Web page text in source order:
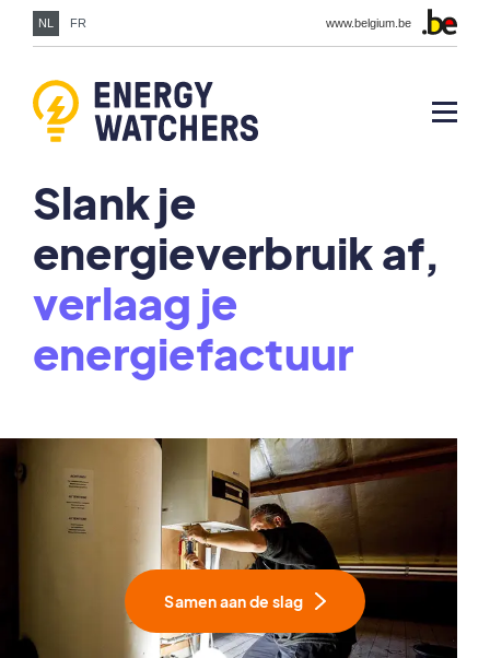
NL FR www.belgium.be
Slank je
energieverbruik af,
verlaag je
energiefactuur
Samen aan de slag